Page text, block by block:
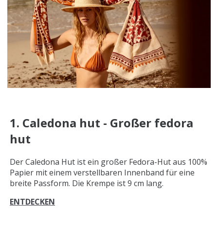
1. Caledona hut - Großer fedora
hut
Der Caledona Hut ist ein großer Fedora-Hut aus 100%
Papier mit einem verstellbaren Innenband für eine
breite Passform. Die Krempe ist 9 cm lang.
ENTDECKEN